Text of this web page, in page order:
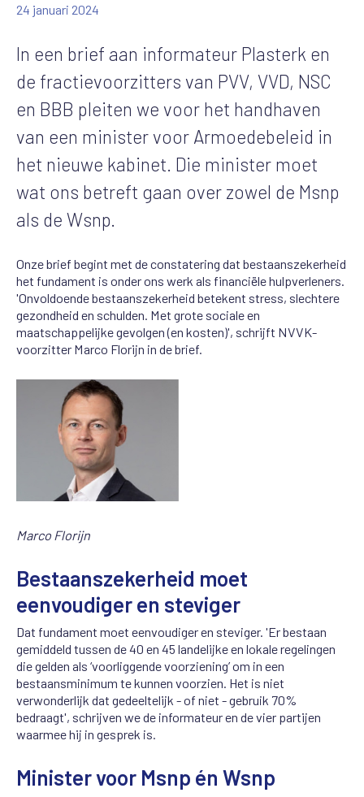
24 januari 2024
In een brief aan informateur Plasterk en
de fractievoorzitters van PVV, VVD, NSC
en BBB pleiten we voor het handhaven
van een minister voor Armoedebeleid in
het nieuwe kabinet. Die minister moet
wat ons betreft gaan over zowel de Msnp
als de Wsnp.
Onze brief begint met de constatering dat bestaanszekerheid
het fundament is onder ons werk als financiële hulpverleners.
'Onvoldoende bestaanszekerheid betekent stress, slechtere
gezondheid en schulden. Met grote sociale en
maatschappelijke gevolgen (en kosten)', schrijft NVVK-
voorzitter Marco Florijn in de brief.
Marco Florijn
Bestaanszekerheid moet
eenvoudiger en steviger
Dat fundament moet eenvoudiger en steviger. 'Er bestaan
gemiddeld tussen de 40 en 45 landelijke en lokale regelingen
die gelden als ‘voorliggende voorziening’ om in een
bestaansminimum te kunnen voorzien. Het is niet
verwonderlijk dat gedeeltelijk - of niet - gebruik 70%
bedraagt', schrijven we de informateur en de vier partijen
waarmee hij in gesprek is.
Minister voor Msnp én Wsnp